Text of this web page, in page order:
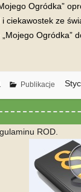
Ogródka”
ciekawostek ze
Ogródka”
Publikacje
ROD.